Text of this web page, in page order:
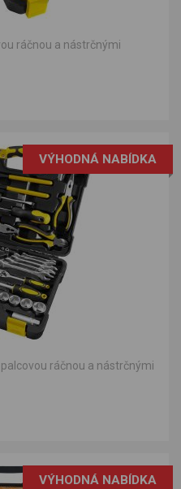
ráčnou a nástrčnými
VÝHODNÁ NABÍDKA
ráčnou a nástrčnými
VÝHODNÁ NABÍDKA